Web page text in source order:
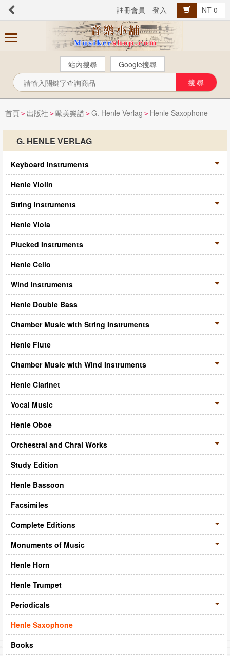
註冊會員 登入 NT 0
站內搜尋 Google搜尋
商
品
芬貝爾【中文版】
西樂曲譜
音樂叢書
Popular流行音樂
音樂考級
教材教具
樂器配件
總譜、樂團譜、爵士樂
禮品專區
出版社
日本樂譜
音樂繪本・故事
中國民樂
首頁 > 出版社 > 歐美樂譜 > G. Henle Verlag > Henle Saxophone
G. HENLE VERLAG
Keyboard Instruments
Henle Violin
String Instruments
Henle Viola
Plucked Instruments
Henle Cello
Wind Instruments
Henle Double Bass
Chamber Music with String Instruments
Henle Flute
Chamber Music with Wind Instruments
Henle Clarinet
Vocal Music
Henle Oboe
Orchestral and Chral Works
Study Edition
Henle Bassoon
Facsimiles
Complete Editions
Monuments of Music
Henle Horn
Henle Trumpet
Periodicals
Henle Saxophone
Books